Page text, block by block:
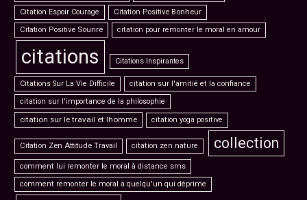
Citation Espoir Courage
Citation Positive Bonheur
Citation Positive Sourire
citation pour remonter le moral en amour
citations Citations Inspirantes
Citations Sur La Vie Difficile
citation sur l'amitié et la confiance
citation sur l'importance de la philosophie
citation sur le travail et lhomme citation yoga positive
Citation Zen Attitude Travail citation zen nature collection
comment lui remonter le moral à distance sms
comment remonter le moral a quelqu'un qui déprime